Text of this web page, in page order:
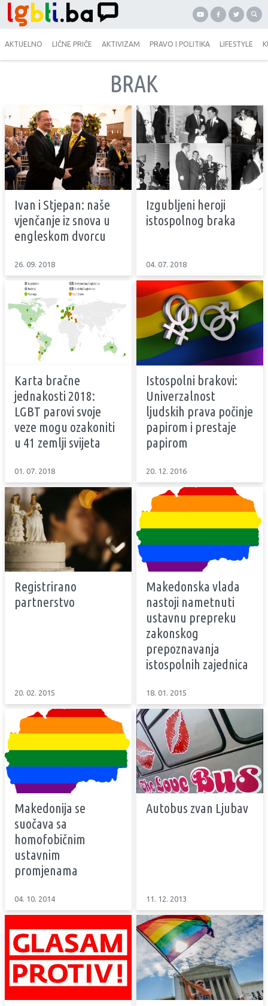
AKTUELNO LIČNE PRIČE AKTIVIZAM PRAVO I POLITIKA LIFESTYLE
BRAK
Ivan i Stjepan: naše
vjenčanje iz snova u
engleskom dvorcu
26. 09. 2018
Izgubljeni heroji
istospolnog braka
04. 07. 2018
Karta bračne
jednakosti 2018:
LGBT parovi svoje
veze mogu ozakoniti
u 41 zemlji svijeta
01. 07. 2018
Istospolni brakovi:
Univerzalnost
ljudskih prava počinje
papirom i prestaje
papirom
20. 12. 2016
Registrirano
partnerstvo
20. 02. 2015
Makedonska vlada
nastoji nametnuti
ustavnu prepreku
zakonskog
prepoznavanja
istospolnih zajednica
18. 01. 2015
Makedonija se
suočava sa
homofobičnim
ustavnim
promjenama
04. 10. 2014
Autobus zvan Ljubav
11. 12. 2013